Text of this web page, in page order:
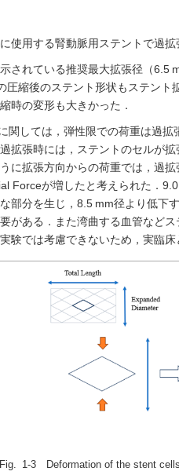
使用する腎動脈用ステントで過
されている推奨最大拡張径（6.5
圧縮後のステント形状もステン
時の変形も大きかった．
関しては，弾性限での荷重は過
拡張時には，ステントのセルが
に拡張方向からの荷重では，過
Forceが増したと考えられた．
部分を生じ，8.5 mm径より低下
がある．また湾曲する血管など
験では考慮できないため，実臨床
Fig. 1-3 Deformation of the stent